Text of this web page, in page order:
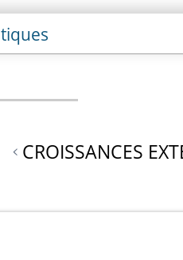
CROISSANCES